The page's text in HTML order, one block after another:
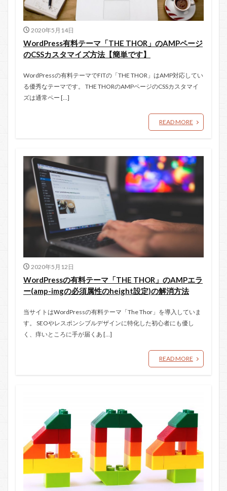
2020年5月14日
WordPress有料テーマ「THE THOR」のAMPページ
のCSSカスタマイズ方法【簡単です】
WordPressの有料テーマでFITの「THE THOR」はAMP対応してい
る優秀なテーマです。 THE THORのAMPページのCSSカスタマイ
ズは通常ペー […]
READ MORE
2020年5月12日
WordPressの有料テーマ「THE THOR」のAMPエラ
ー(amp-imgの必須属性のheight設定)の解消方法
当サイトはWordPressの有料テーマ「The Thor」を導入していま
す。 SEOやレスポンシブルデザインに特化した初心者にも優し
く、痒いところに手が届くあ […]
READ MORE